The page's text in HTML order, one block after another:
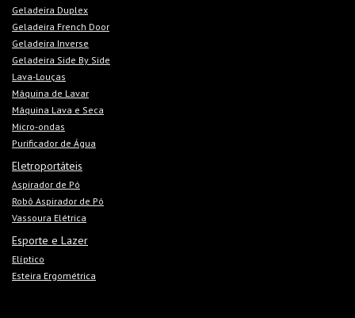
Geladeira Duplex
Geladeira French Door
Geladeira Inverse
Geladeira Side By Side
Lava-Louças
Máquina de Lavar
Máquina Lava e Seca
Micro-ondas
Purificador de Água
Eletroportáteis
Aspirador de Pó
Robô Aspirador de Pó
Vassoura Elétrica
Esporte e Lazer
Elíptico
Esteira Ergométrica